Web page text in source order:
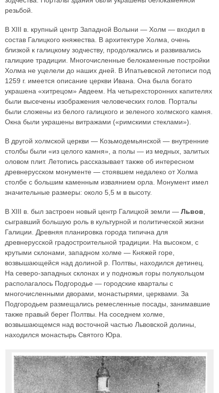
резьбой.
В XIII в. крупный центр Западной Волыни — Холм — входил в
состав Галицкого княжества. В архитектуре Холма, очень
близкой к галицкому зодчеству, продолжались и развивались
галицкие традиции. Многочисленные белокаменные постройки
Холма не уцелели до наших дней. В Ипатьевской летописи под
1259 г. имеется описание церкви Ивана. Она была богато
украшена «хитрецом» Авдеем. На четырехсторонних капителях
были высечены изображения человеческих голов. Порталы
были сложены из белого галицкого и зеленого холмского камня.
Окна были украшены витражами («римскими стеклами»).
В другой холмской церкви — Козьмодемьянской — внутренние
столбы были «из целого камня», а полы — из медных, залитых
оловом плит. Летопись рассказывает также об интересном
древнерусском монументе — стоявшем недалеко от Холма
столбе с большим каменным изваянием орла. Монумент имел
значительные размеры: около 5,5 м в высоту.
В XIII в. был застроен новый центр Галицкой земли — Львов
сыгравший большую роль в культурной и политической жизни
Галиции. Древняя планировка города типична для
древнерусской градостроительной традиции. На высоком, с
крутыми склонами, западном холме — Княжей горе,
возвышающейся над долиной р. Полтвы, находился детинец.
На северо-западных склонах и у подножья горы полукольцом
располагалось Подгородье — городские кварталы с
многочисленными дворами, монастырями, церквами. За
Подгородьем размещались ремесленные посады, занимавшие
также правый берег Полтвы. На соседнем холме,
возвышающемся над восточной частью Львовской долины,
находился монастырь Святого Юра.